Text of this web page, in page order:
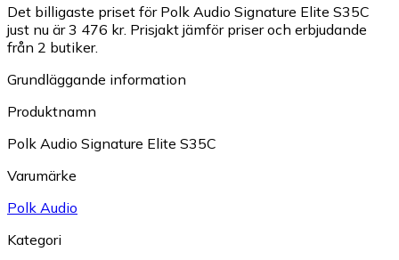
Det billigaste priset för Polk Audio Signature Elite S35C
just nu är 3 476 kr. Prisjakt jämför priser och erbjudande
från 2 butiker.
Grundläggande information
Produktnamn
Polk Audio Signature Elite S35C
Varumärke
Polk Audio
Kategori